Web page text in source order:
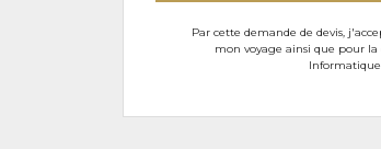
Par cette demande de devis,
mon voyage ainsi que pour